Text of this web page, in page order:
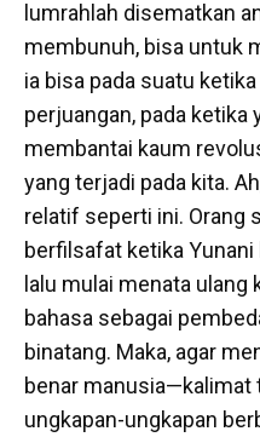
lumrahlah disematkan
membunuh, bisa untuk
ia bisa pada suatu
perjuangan, pada ketika
membantai kaum
yang terjadi pada kita.
relatif seperti ini. Orang
berfilsafat ketika
lalu mulai menata ulang
bahasa sebagai
binatang. Maka, agar
benar manusia—kalimat
ungkapan-ungkapan